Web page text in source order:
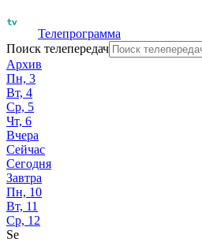
Телепрограмма
Поиск телепередач
Архив
Пн, 3
Вт, 4
Ср, 5
Чт, 6
Вчера
Сейчас
Сегодня
Завтра
Пн, 10
Вт, 11
Ср, 12
Se